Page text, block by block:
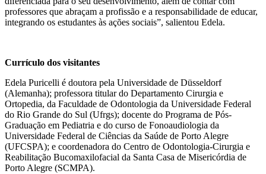
professores que abraçam a profissão e a responsabilidade de educar,
integrando os estudantes às ações sociais”, salientou Edela.
Currículo dos visitantes
Edela Puricelli é doutora pela Universidade de Düsseldorf
(Alemanha); professora titular do Departamento Cirurgia e
Ortopedia, da Faculdade de Odontologia da Universidade Federal
do Rio Grande do Sul (Ufrgs); docente do Programa de Pós-
Graduação em Pediatria e do curso de Fonoaudiologia da
Universidade Federal de Ciências da Saúde de Porto Alegre
(UFCSPA); e coordenadora do Centro de Odontologia-Cirurgia e
Reabilitação Bucomaxilofacial da Santa Casa de Misericórdia de
Porto Alegre (SCMPA).